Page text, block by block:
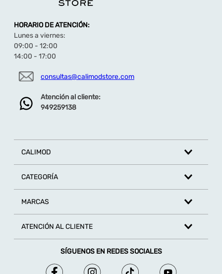
HORARIO DE ATENCIÓN:
Lunes a viernes:
09:00 - 12:00
14:00 - 17:00
consultas@calimodstore.com
Atención al cliente:
949259138
CALIMOD
CATEGORÍA
MARCAS
ATENCIÓN AL CLIENTE
SÍGUENOS EN REDES SOCIALES